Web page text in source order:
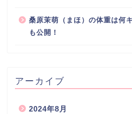
桑原茉萌（まほ）の体重は何
も公開！
アーカイブ
2024年8月